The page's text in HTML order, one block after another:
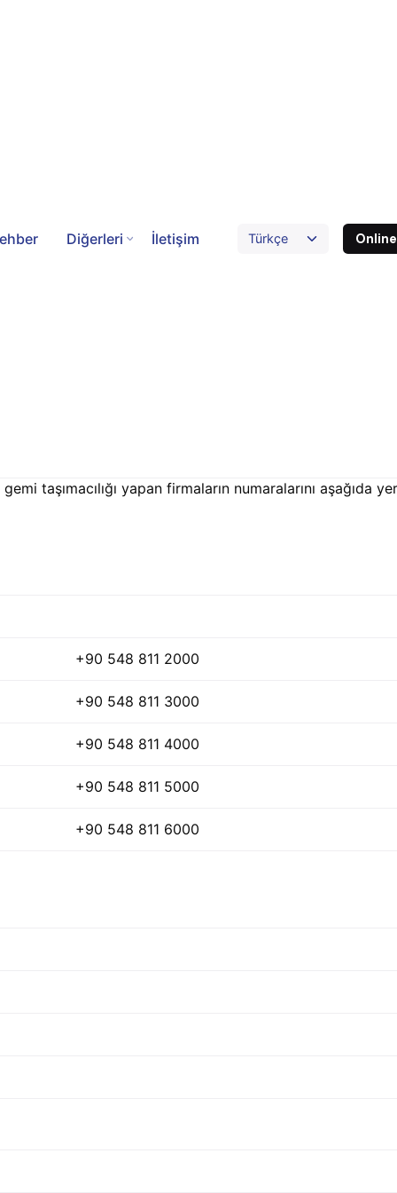
Diğerleri İletişim
taşımacılığı yapan firmaların numaralarını aşağıda yer
+90 548 811 2000
+90 548 811 3000
+90 548 811 4000
+90 548 811 5000
+90 548 811 6000